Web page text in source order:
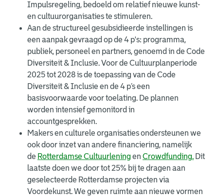
Impulsregeling, bedoeld om relatief nieuwe kunst-
en cultuurorganisaties te stimuleren.
Aan de structureel gesubsidieerde instellingen is
een aanpak gevraagd op de 4 p's: programma,
publiek, personeel en partners, genoemd in de Code
Diversiteit & Inclusie. Voor de Cultuurplanperiode
2025 tot 2028 is de toepassing van de Code
Diversiteit & Inclusie en de 4 p’s een
basisvoorwaarde voor toelating. De plannen
worden intensief gemonitord in
accountgesprekken.
Makers en culturele organisaties ondersteunen we
ook door inzet van andere financiering, namelijk
de Rotterdamse Cultuurlening en Crowdfunding. Dit
laatste doen we door tot 25% bij te dragen aan
geselecteerde Rotterdamse projecten via
Voordekunst. We geven ruimte aan nieuwe vormen